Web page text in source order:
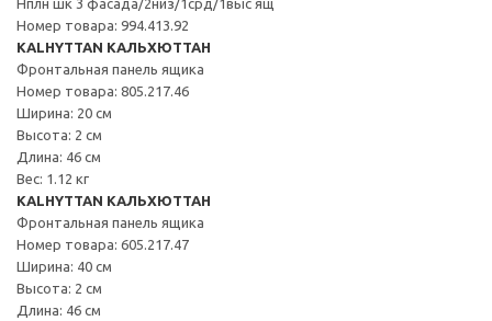
Номер товара: 994.413.92
KALHYTTAN КАЛЬХЮТТАН
Фронтальная панель ящика
Номер товара: 805.217.46
Ширина: 20 см
Высота: 2 см
Длина: 46 см
Вес: 1.12 кг
KALHYTTAN КАЛЬХЮТТАН
Фронтальная панель ящика
Номер товара: 605.217.47
Ширина: 40 см
Высота: 2 см
Длина: 46 см